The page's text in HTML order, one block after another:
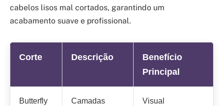
cabelos lisos mal cortados, garantindo um
acabamento suave e profissional.
Corte Descrição
Benefício
Principal
Butterfly
Camadas
Visual